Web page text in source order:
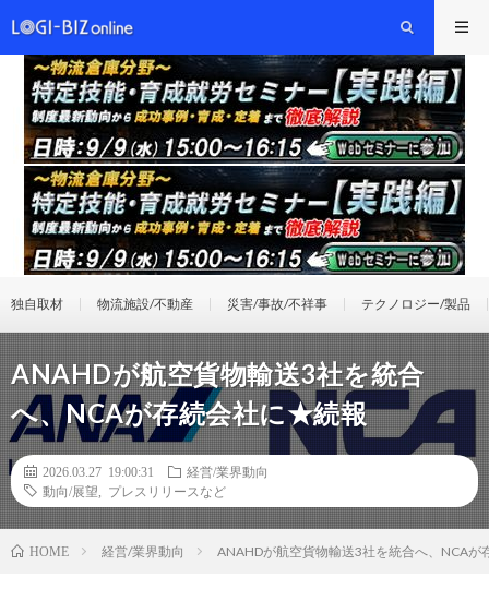
独自取材 物流施設/不動産 災害/事故/不祥事 テクノロジー/製品
ANAHDが航空貨物輸送3社を統合
へ、NCAが存続会社に★続報
2026.03.27 19:00:31
経営/業界動向
動向/展望
プレスリリースなど
HOME 経営/業界動向 ANAHDが航空貨物輸送3社を統合へ、NCA